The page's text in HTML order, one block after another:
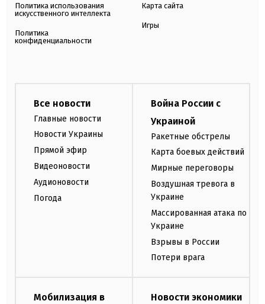
Политика использования
искусственного интеллекта
Политика
конфиденциальности
Карта сайта
Игры
Все новости
Главные новости
Новости Украины
Прямой эфир
Видеоновости
Аудионовости
Погода
Война России с
Украиной
Ракетные обстрелы
Карта боевых действий
Мирные переговоры
Воздушная тревога в
Украине
Массированная атака по
Украине
Взрывы в России
Потери врага
Мобилизация в
Новости экономики